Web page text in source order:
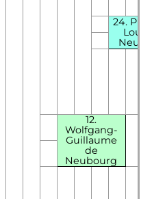
24.
Louis de
12.
Wolfgang-
Guillaume
de
Neubourg